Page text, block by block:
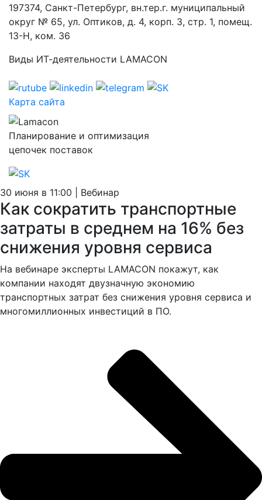
197374, Санкт-Петербург, вн.тер.г. муниципальный
округ № 65, ул. Оптиков, д. 4, корп. 3, стр. 1, помещ.
13-Н, ком. 36
Виды ИТ-деятельности LAMACON
Карта сайта
Планирование и оптимизация
цепочек поставок
30 июня в 11:00 | Вебинар
Как сократить транспортные
затраты в среднем на 16% без
снижения уровня сервиса
На вебинаре эксперты LAMACON покажут, как
компании находят двузначную экономию
транспортных затрат без снижения уровня сервиса и
многомиллионных инвестиций в ПО.